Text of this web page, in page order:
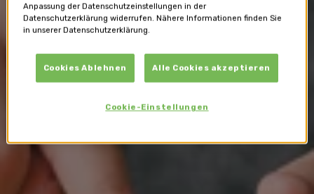
Themen
Anpassung der Datenschutzeinstellungen in der
Datenschutzerklärung widerrufen. Nähere Informationen finden Sie
in unserer Datenschutzerklärung.
Cookies Ablehnen Alle Cookies akzeptieren
Cookie-Einstellungen